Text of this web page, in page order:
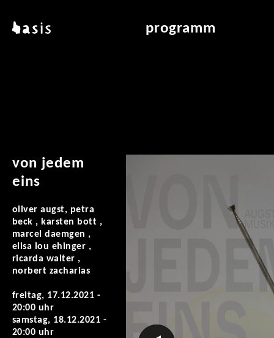
basis programm
von jedem
eins
oliver augst, petra
beck , karsten bott ,
marcel daemgen ,
elisa lou ehinger ,
ricarda walter ,
norbert zacharias
freitag, 17.12.2021 -
20:00 uhr
samstag, 18.12.2021 -
20:00 uhr
vorheriges